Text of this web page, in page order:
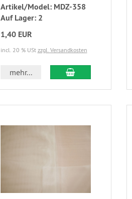
Artikel/Model: MDZ-358
Auf Lager: 2
1,40 EUR
incl. 20 % USt zzgl. Versandkosten
mehr...